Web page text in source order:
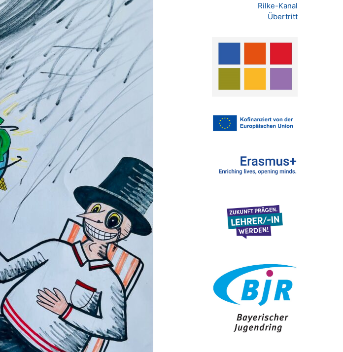
Rilke-Kanal
Übertritt